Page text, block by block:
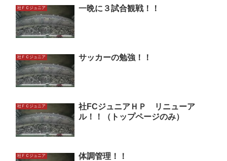
社ＦＣジュニア 一晩に３試合観戦！！
社ＦＣジュニア サッカーの勉強！！
社ＦＣジュニア
社FCジュニアＨＰ リニューア
ル！！（トップページのみ）
社ＦＣジュニア 体調管理！！